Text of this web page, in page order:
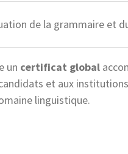
de la grammaire et
un certificat global
et aux
linguistique.